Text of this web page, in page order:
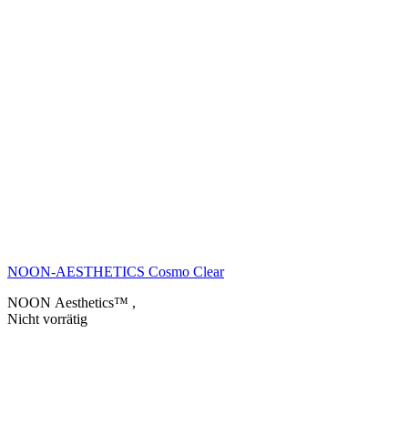
NOON-AESTHETICS Cosmo Clear
NOON Aesthetics™ ,
Nicht vorrätig